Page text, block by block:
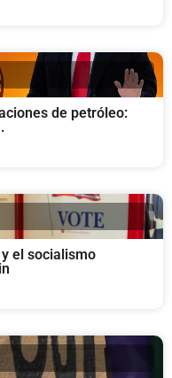
de petróleo:
el socialismo